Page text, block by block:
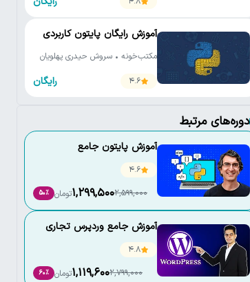
آموزش رایگان پایتون کاربردی
مکتب‌خونه • سروش حیدری پهلویان
4.6
رایگان
دوره‌های مرتبط
آموزش پایتون جامع
4.6
2,599,000
1,299,500تومان 50٪
آموزش جامع وردپرس تجاری
4.8
2,799,000
1,119,600تومان 60٪